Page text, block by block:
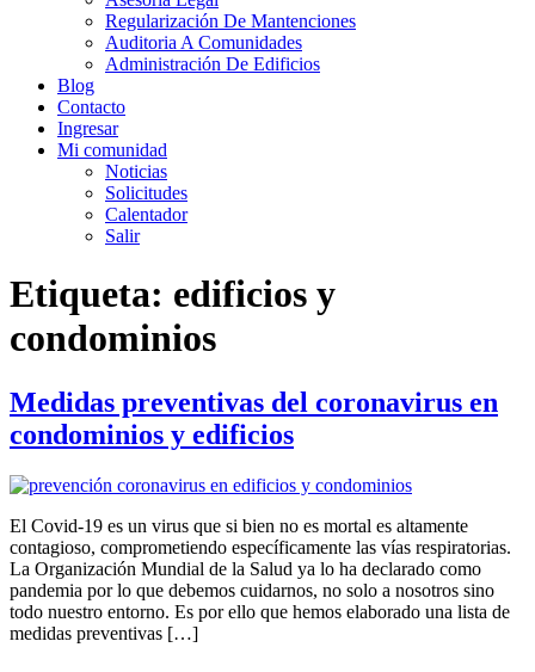
Regularización De Mantenciones
Auditoria A Comunidades
Administración De Edificios
Blog
Contacto
Ingresar
Mi comunidad
Noticias
Solicitudes
Calentador
Salir
Etiqueta: edificios y
condominios
Medidas preventivas del coronavirus en
condominios y edificios
El Covid-19 es un virus que si bien no es mortal es altamente
contagioso, comprometiendo específicamente las vías respiratorias.
La Organización Mundial de la Salud ya lo ha declarado como
pandemia por lo que debemos cuidarnos, no solo a nosotros sino
todo nuestro entorno. Es por ello que hemos elaborado una lista de
medidas preventivas […]